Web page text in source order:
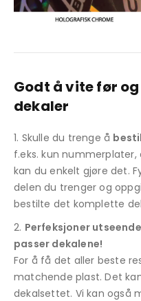
Godt å vite før
dekaler
Skulle du trenge å
f.eks. kun
kan du enkelt gjøre det.
delen du trenger og
bestilte det komplette
Perfeksjoner
passer dekalene!
For å få det aller beste
matchende plast. Det
dekalsettet. Vi kan også